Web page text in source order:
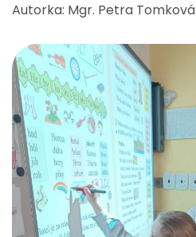
Autorka: Mgr. Petra Tomková